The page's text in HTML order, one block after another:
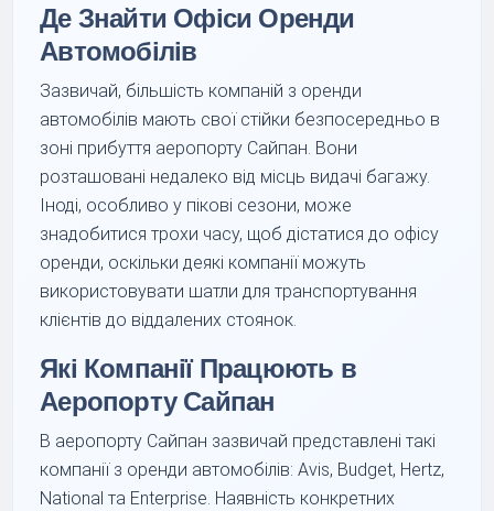
Де Знайти Офіси Оренди
Автомобілів
Зазвичай, більшість компаній з оренди
автомобілів мають свої стійки безпосередньо в
зоні прибуття аеропорту Сайпан. Вони
розташовані недалеко від місць видачі багажу.
Іноді, особливо у пікові сезони, може
знадобитися трохи часу, щоб дістатися до офісу
оренди, оскільки деякі компанії можуть
використовувати шатли для транспортування
клієнтів до віддалених стоянок.
Які Компанії Працюють в
Аеропорту Сайпан
В аеропорту Сайпан зазвичай представлені такі
компанії з оренди автомобілів: Avis, Budget, Hertz,
National та Enterprise. Наявність конкретних